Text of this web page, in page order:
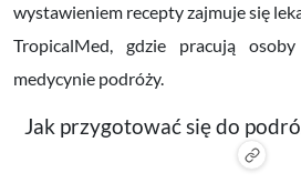
wystawieniem recepty zajmuje się
TropicalMed, gdzie pracują
medycynie podróży.
Jak przygotować się do